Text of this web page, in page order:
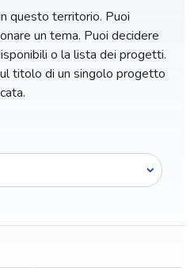
questo territorio. Puoi
un tema. Puoi decidere
o la lista dei progetti.
titolo di un singolo progetto